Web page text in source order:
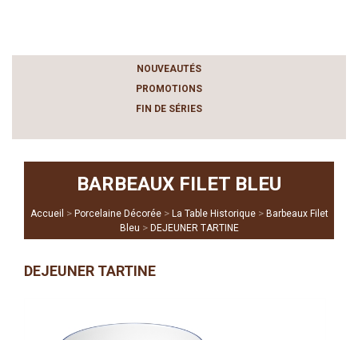
NOUVEAUTÉS
PROMOTIONS
FIN DE SÉRIES
BARBEAUX FILET BLEU
Accueil > Porcelaine Décorée > La Table Historique > Barbeaux Filet
Bleu > DEJEUNER TARTINE
DEJEUNER TARTINE